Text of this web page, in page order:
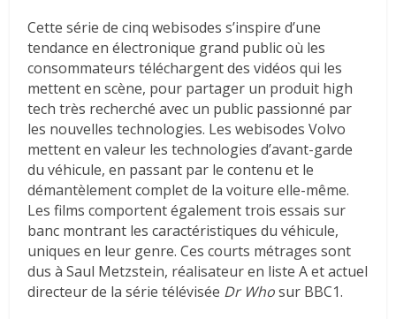
Cette série de cinq webisodes s’inspire d’une
tendance en électronique grand public où les
consommateurs téléchargent des vidéos qui les
mettent en scène, pour partager un produit high
tech très recherché avec un public passionné par
les nouvelles technologies. Les webisodes Volvo
mettent en valeur les technologies d’avant-garde
du véhicule, en passant par le contenu et le
démantèlement complet de la voiture elle-même.
Les films comportent également trois essais sur
banc montrant les caractéristiques du véhicule,
uniques en leur genre. Ces courts métrages sont
dus à Saul Metzstein, réalisateur en liste A et actuel
directeur de la série télévisée Dr Whosur BBC1.